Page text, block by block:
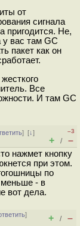
от
сигнала
пригодится. Не,
у вас там GC
пакет как он
Все
И там GC
][↓]
–3
+ / –
нажмет кнопку
при этом.
по
меньше - в
вот дела.
]
+ / –